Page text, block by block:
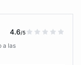
4.6/5
a las